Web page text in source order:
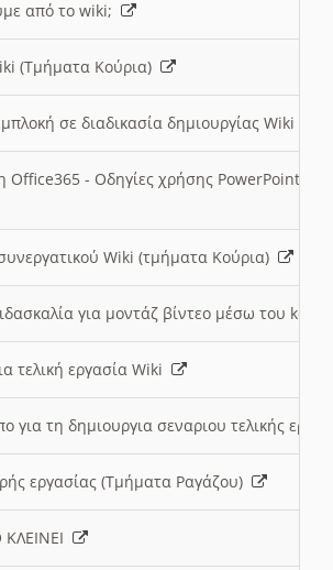
από το wiki;
(Τμήματα Κούρια)
σε διαδικασία δημιουργίας Wiki
Office365 - Οδηγίες χρήσης PowerPoint
Wiki (τμήματα Κούρια)
για μοντάζ βίντεο μέσω του
τελική εργασία Wiki
για τη δημιουργια σεναριου τελικής
εργασίας (Τμήματα Ραγάζου)